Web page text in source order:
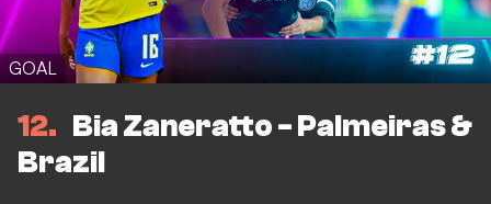
GOAL
12
Bia Zaneratto - Palmeiras &
Brazil